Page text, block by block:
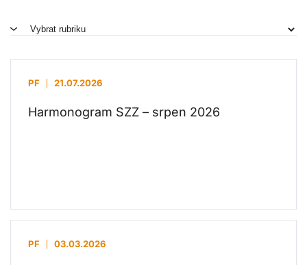
PF 21.07.2026
Harmonogram SZZ – srpen 2026
PF 03.03.2026